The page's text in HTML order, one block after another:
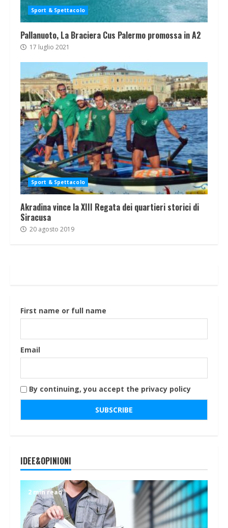
Sport & Spettacolo
Pallanuoto, La Braciera Cus Palermo promossa in A2
17 luglio 2021
Sport & Spettacolo
Akradina vince la XIII Regata dei quartieri storici di
Siracusa
20 agosto 2019
First name or full name
Email
By continuing, you accept the privacy policy
IDEE&OPINIONI
2 min read